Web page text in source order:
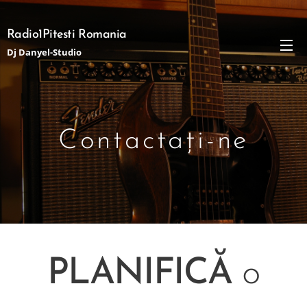
Radio1Pitesti Romania
Dj Danyel-Studio
Contactați-ne
PLANIFICĂo